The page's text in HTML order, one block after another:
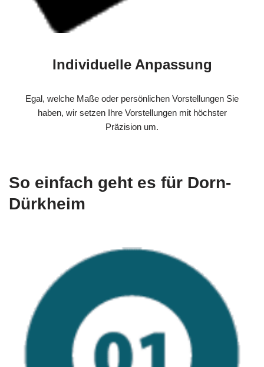
Individuelle Anpassung
Egal, welche Maße oder persönlichen Vorstellungen Sie
haben, wir setzen Ihre Vorstellungen mit höchster
Präzision um.
So einfach geht es für Dorn-
Dürkheim